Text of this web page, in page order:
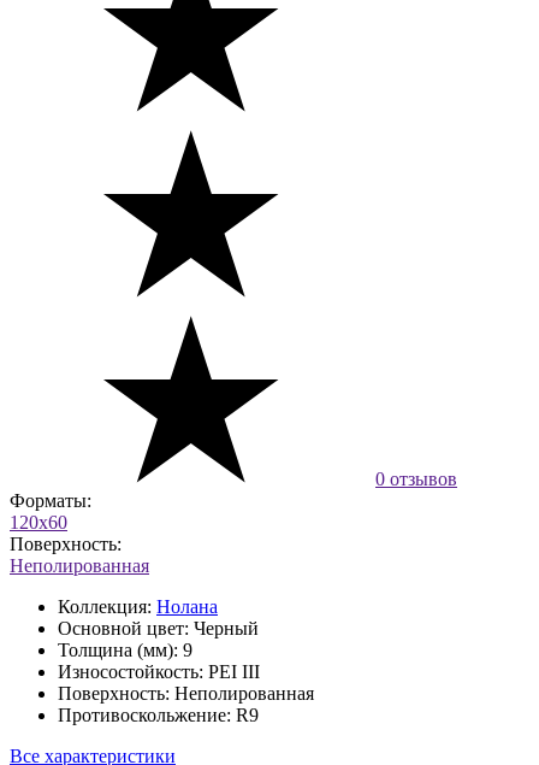
0 отзывов
Форматы:
120x60
Поверхность:
Неполированная
Коллекция: Нолана
Основной цвет: Черный
Толщина (мм): 9
Износостойкость: PEI III
Поверхность: Неполированная
Противоскольжение: R9
Все характеристики